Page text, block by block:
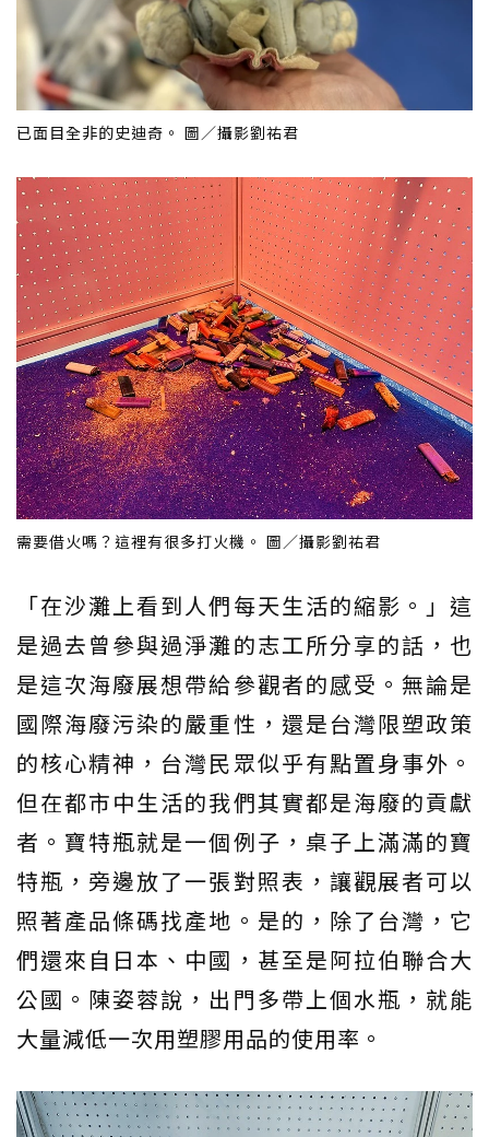
已面目全非的史迪奇。 圖／攝影劉祐君
需要借火嗎？這裡有很多打火機。 圖／攝影劉祐君
「在沙灘上看到人們每天生活的縮影。」這
是過去曾參與過淨灘的志工所分享的話，也
是這次海廢展想帶給參觀者的感受。無論是
國際海廢污染的嚴重性，還是台灣限塑政策
的核心精神，台灣民眾似乎有點置身事外。
但在都市中生活的我們其實都是海廢的貢獻
者。寶特瓶就是一個例子，桌子上滿滿的寶
特瓶，旁邊放了一張對照表，讓觀展者可以
照著產品條碼找產地。是的，除了台灣，它
們還來自日本、中國，甚至是阿拉伯聯合大
公國。陳姿蓉說，出門多帶上個水瓶，就能
大量減低一次用塑膠用品的使用率。